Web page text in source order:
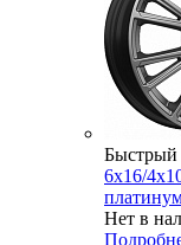
Быстрый
6x16/
Нет в